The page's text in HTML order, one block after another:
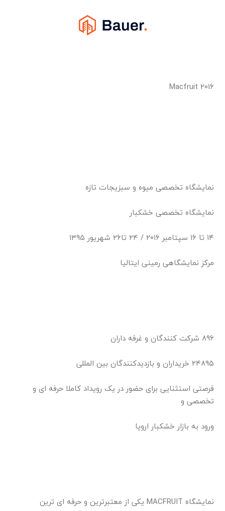
Macfruit 2016
نمایشگاه تخصصی میوه و سبزیجات تازه
نمایشگاه تخصصی خشکبار
۱۴ تا ۱۶ سپتامبر ۲۰۱۶ / ۲۴ تا۲۶ شهریور ۱۳۹۵
مرکز نمایشگاهی رمینی ایتالیا
۸۹۶ شرکت کنندگان و غرفه داران
۲۴۸۹۵ خریداران و بازدیدکنندگان بین المللی
فرصتی استثنایی برای حضور در یک رویداد کاملا حرفه ای و
تخصصی و
ورود به بازار خشکبار اروپا
نمایشگاه MACFRUIT یکی از معتبرترین و حرفه ای ترین